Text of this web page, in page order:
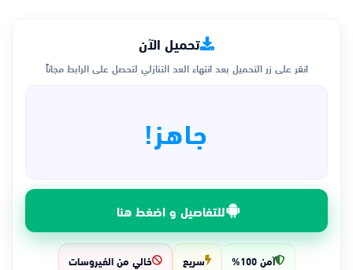
تحميل الآن
انقر على زر التحميل بعد انتهاء العد التنازلي لتحصل على الرابط مجاناً
جاهز!
للتفاصيل و اضغط هنا
آمن 100% سريع خالي من الفيروسات